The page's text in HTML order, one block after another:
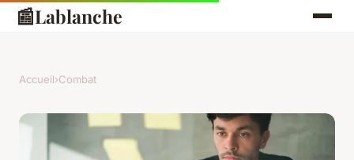
📰Lablanche
Accueil›Combat